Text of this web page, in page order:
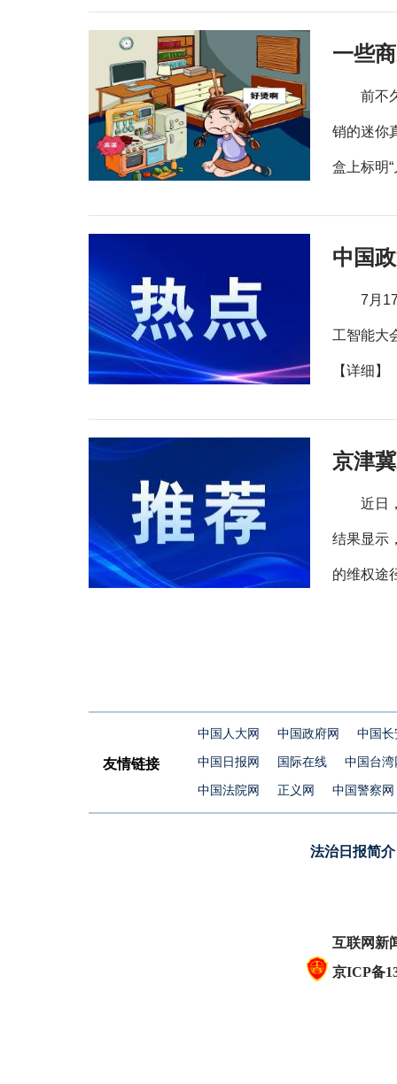
一些
前不
销的迷你
盒上标明
7月
工智能大
【详细】
京津
近日
结果显示
的维权途
友情链接
中国人大网 中国政府网 中国长
中国日报网 国际在线 中国台湾
中国法院网 正义网 中国警察网
法治日报简介
互联网新
京ICP备